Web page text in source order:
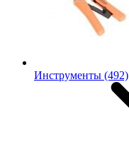
Инструменты (492)